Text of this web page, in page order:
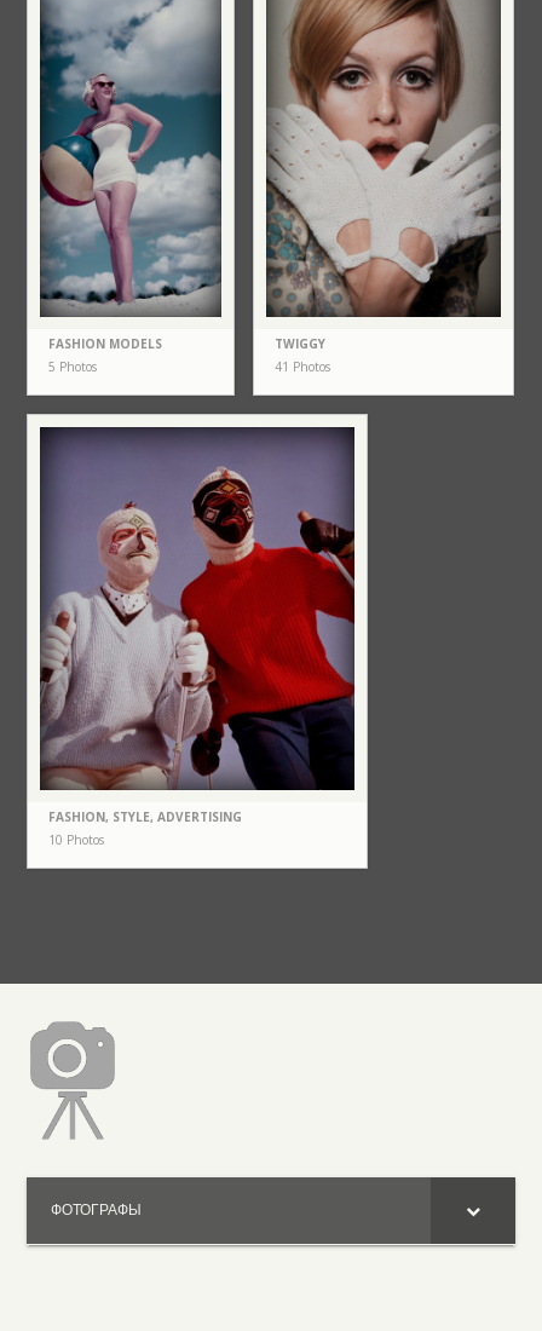
FASHION MODELS
5 Photos
TWIGGY
41 Photos
FASHION, STYLE, ADVERTISING
10 Photos
ФОТОГРАФЫ